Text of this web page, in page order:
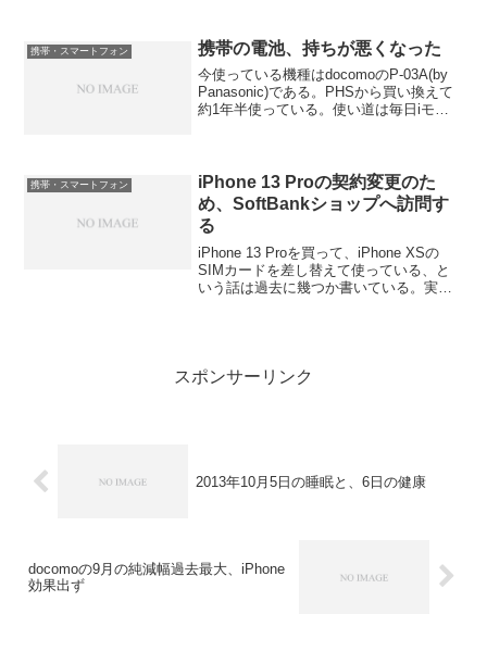
したようである。もっと...
携帯・スマートフォン 携帯の電池、持ちが悪くなった
今使っている機種はdocomoのP-03A(by
Panasonic)である。PHSから買い換えて
約1年半使っている。使い道は毎日iモー
携帯・スマートフォン
iPhone 13 Proの契約変更のた
め、SoftBankショップへ訪問す
る
iPhone 13 Proを買って、iPhone XSの
SIMカードを差し替えて使っている、と
いう話は過去に幾つか書いている。実
スポンサーリンク
2013年10月5日の睡眠と、6日の健康
docomoの9月の純減幅過去最大、iPhone
効果出ず